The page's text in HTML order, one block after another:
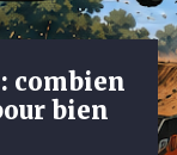
combien
bien